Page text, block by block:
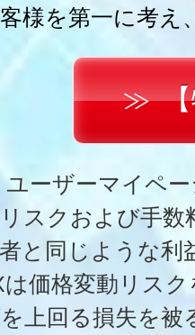
客様を第一に考
ユーザーマイペ
スクおよび手数
と同じような
価格変動リス
上回る損失を